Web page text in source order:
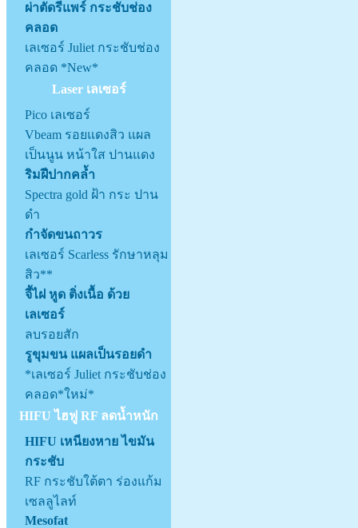
ผ่าตัดรีแพร์ กระชับช่อง
คลอด
เลเซอร์ Juliet กระชับช่อง
คลอด *New*
Laser เลเซอร์
Pico เลเซอร์
Vbeam รอยแดงสิว แผล
เป็นนูน หน้าใส ปานแดง
ริมฝีปากคล้ำ
Spectra gold ฝ้า กระ ปาน
ดำ
กำจัดขนถาวร
เลเซอร์ Scarless รักษาหลุม
สิว**
จี้ไฝ หูด ติ่งเนื้อ ด้วย
เลเซอร์
ลบรอยสัก
รูขุมขน แผลเป็นรอยดำ
*เลเซอร์ Juliet กระชับช่อง
คลอด*ใหม่*
HIFU ไฮฟู RF ลดน้ำหนัก
HIFU เหนียงหาย ไขมัน
กระชับ
RF กระชับใต้ตา ร่องแก้ม
เซลลูไลท์
Mesofat